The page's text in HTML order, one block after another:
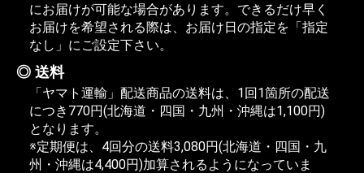
にお届けが可能な場合があります。できるだけ早く
お届けを希望される際は、お届け日の指定を「指定
なし」にご設定下さい。
送料
「ヤマト運輸」配送商品の送料は、1回1箇所の配送
につき770円(北海道・四国・九州・沖縄は1,100円)
となります。
※定期便は、4回分の送料3,080円(北海道・四国・九
州・沖縄は4,400円)加算されるようになっていま